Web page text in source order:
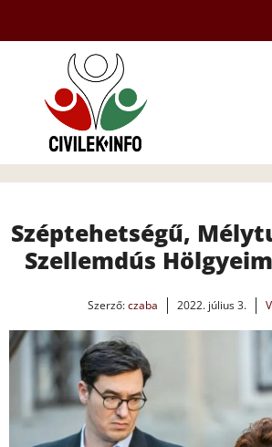
tartalomba
Széptehetségű,
Szellemdús
Szerző:czaba 2022. július 3.